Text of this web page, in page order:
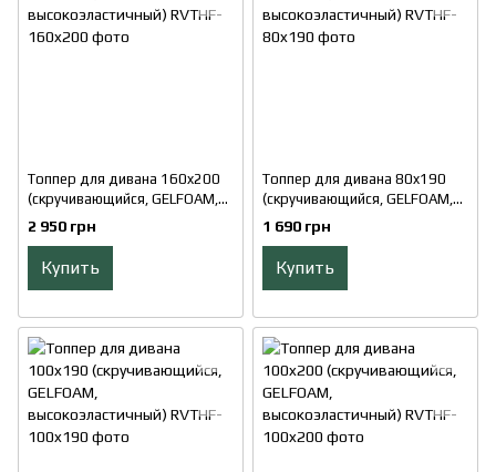
Топпер для дивана 160x200
(скручивающийся, GELFOAM,
высокоэластичный)
2 950 грн
Купить
Топпер для дивана 80x190
(скручивающийся, GELFOAM,
высокоэластичный)
1 690 грн
Купить